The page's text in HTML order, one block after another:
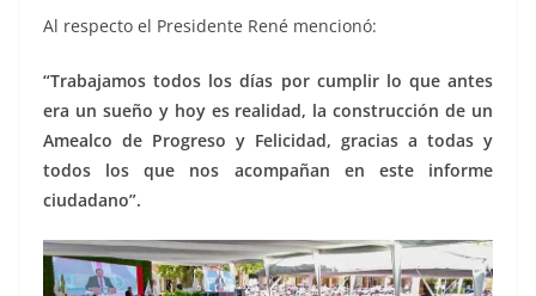
Al respecto el Presidente René mencionó:
“Trabajamos todos los días por cumplir lo que antes
era un sueño y hoy es realidad, la construcción de un
Amealco de Progreso y Felicidad, gracias a todas y
todos los que nos acompañan en este informe
ciudadano”.